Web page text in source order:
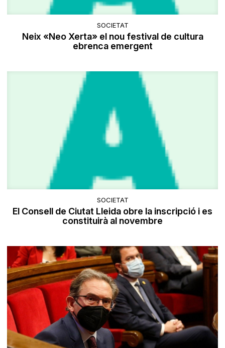
SOCIETAT
Neix «Neo Xerta» el nou festival de cultura
ebrenca emergent
SOCIETAT
El Consell de Ciutat Lleida obre la inscripció i es
constituirà al novembre